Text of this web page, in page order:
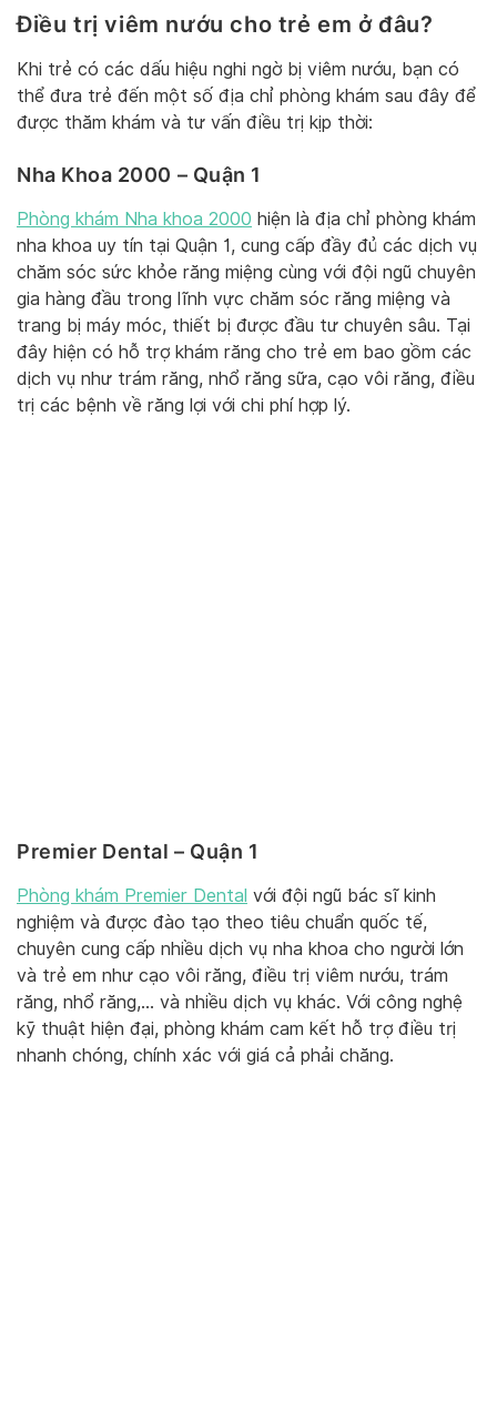
Điều trị viêm nướu cho trẻ em ở đâu?
Khi trẻ có các dấu hiệu nghi ngờ bị viêm nướu, bạn có
thể đưa trẻ đến một số địa chỉ phòng khám sau đây để
được thăm khám và tư vấn điều trị kịp thời:
Nha Khoa 2000 – Quận 1
Phòng khám Nha khoa 2000 hiện là địa chỉ phòng khám
nha khoa uy tín tại Quận 1, cung cấp đầy đủ các dịch vụ
chăm sóc sức khỏe răng miệng cùng với đội ngũ chuyên
gia hàng đầu trong lĩnh vực chăm sóc răng miệng và
trang bị máy móc, thiết bị được đầu tư chuyên sâu. Tại
đây hiện có hỗ trợ khám răng cho trẻ em bao gồm các
dịch vụ như trám răng, nhổ răng sữa, cạo vôi răng, điều
trị các bệnh về răng lợi với chi phí hợp lý.
Premier Dental – Quận 1
Phòng khám Premier Dental với đội ngũ bác sĩ kinh
nghiệm và được đào tạo theo tiêu chuẩn quốc tế,
chuyên cung cấp nhiều dịch vụ nha khoa cho người lớn
và trẻ em như cạo vôi răng, điều trị viêm nướu, trám
răng, nhổ răng,… và nhiều dịch vụ khác. Với công nghệ
kỹ thuật hiện đại, phòng khám cam kết hỗ trợ điều trị
nhanh chóng, chính xác với giá cả phải chăng.